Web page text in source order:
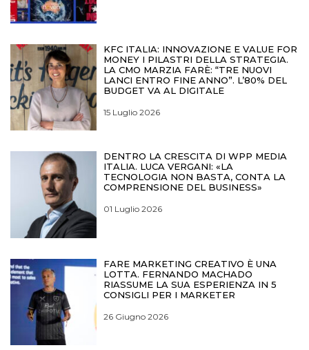
KFC ITALIA: INNOVAZIONE E VALUE FOR
MONEY I PILASTRI DELLA STRATEGIA.
LA CMO MARZIA FARÈ: “TRE NUOVI
LANCI ENTRO FINE ANNO”. L’80% DEL
BUDGET VA AL DIGITALE
15 Luglio 2026
DENTRO LA CRESCITA DI WPP MEDIA
ITALIA. LUCA VERGANI: «LA
TECNOLOGIA NON BASTA, CONTA LA
COMPRENSIONE DEL BUSINESS»
01 Luglio 2026
FARE MARKETING CREATIVO È UNA
LOTTA. FERNANDO MACHADO
RIASSUME LA SUA ESPERIENZA IN 5
CONSIGLI PER I MARKETER
26 Giugno 2026